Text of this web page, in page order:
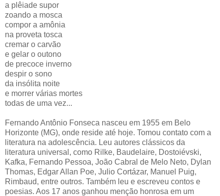
a plêiade supor
zoando a mosca
compor a amônia
na proveta tosca
cremar o carvão
e gelar o outono
de precoce inverno
despir o sono
da insólita noite
e morrer várias mortes
todas de uma vez...
Fernando Antônio Fonseca nasceu em 1955 em Belo
Horizonte (MG), onde reside até hoje. Tomou contato com a
literatura na adolescência. Leu autores clássicos da
literatura universal, como Rilke, Baudelaire, Dostoiévski,
Kafka, Fernando Pessoa, João Cabral de Melo Neto, Dylan
Thomas, Edgar Allan Poe, Julio Cortázar, Manuel Puig,
Rimbaud, entre outros. Também leu e escreveu contos e
poesias. Aos 17 anos ganhou menção honrosa em um